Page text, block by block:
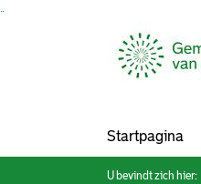
Startpagina
U bevindt zich hier: